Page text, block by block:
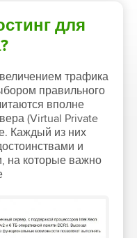
для
трафика
правильного
вполне
(Virtual Private
Каждый из них
и
на которые важно